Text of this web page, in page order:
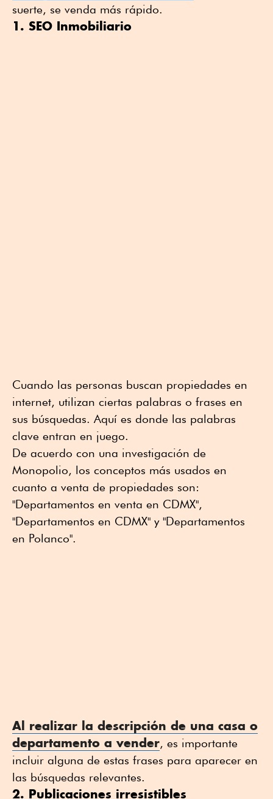
suerte, se venda más rápido.
1. SEO Inmobiliario
Cuando las personas buscan propiedades en
internet, utilizan ciertas palabras o frases en
sus búsquedas. Aquí es donde las palabras
clave entran en juego.
De acuerdo con una investigación de
Monopolio, los conceptos más usados en
cuanto a venta de propiedades son:
"Departamentos en venta en CDMX",
"Departamentos en CDMX" y "Departamentos
en Polanco".
Al realizar la descripción de una casa o
departamento a vender, es importante
incluir alguna de estas frases para aparecer en
las búsquedas relevantes.
2. Publicaciones irresistibles